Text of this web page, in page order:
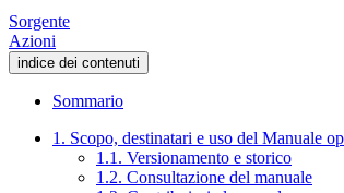
Sorgente
Azioni
indice dei contenuti
Sommario
1. Scopo, destinatari e uso del Manuale
1.1. Versionamento e storico
1.2. Consultazione del manuale